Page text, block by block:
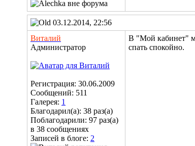
03.12.2014, 22:56
Виталий
Администратор
Регистрация: 30.06.2009
Сообщений: 511
Галерея: 1
Благодарил(а): 38 раз(а)
Поблагодарили: 97 раз(а)
в 38 сообщениях
Записей в блоге: 2
В "Мой кабинет"
спать спокойно.